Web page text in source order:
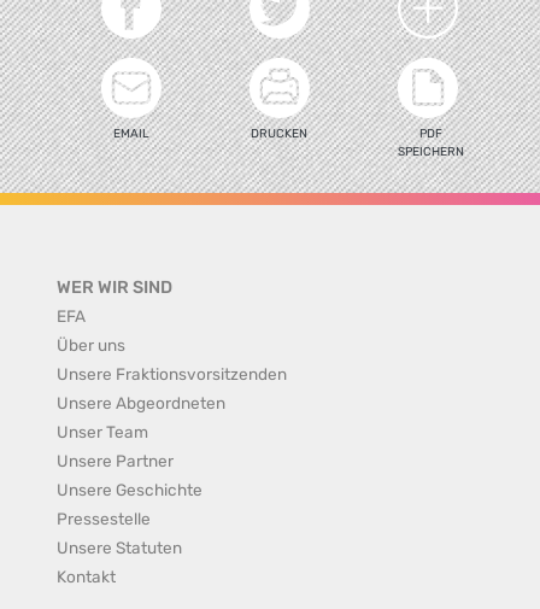
EMAIL DRUCKEN
PDF
SPEICHERN
WER WIR SIND
EFA
Über uns
Unsere Fraktionsvorsitzenden
Unsere Abgeordneten
Unser Team
Unsere Partner
Unsere Geschichte
Pressestelle
Unsere Statuten
Kontakt